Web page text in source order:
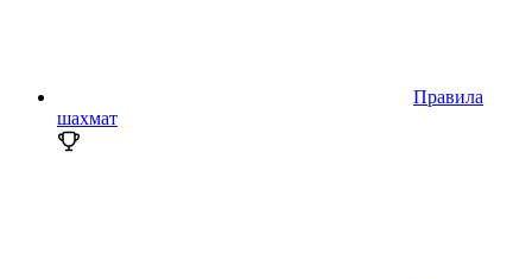
Правила
шахмат